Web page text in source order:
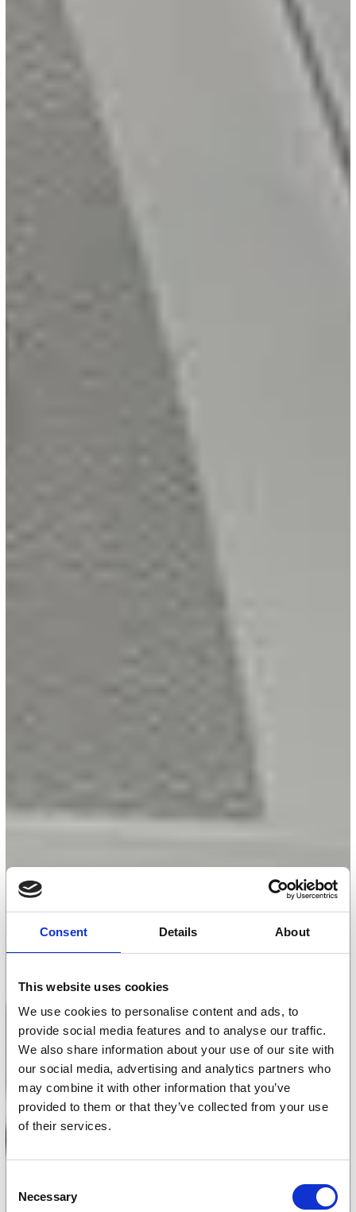
Consent Details About
This website uses cookies
We use cookies to personalise content and ads, to
provide social media features and to analyse our traffic.
We also share information about your use of our site with
our social media, advertising and analytics partners who
may combine it with other information that you’ve
provided to them or that they’ve collected from your use
of their services.
Selection
Necessary